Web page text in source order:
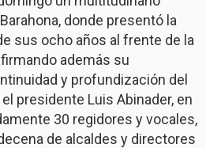
donde presentó la
sus ocho años al frente de la
además su
y profundización del
presidente Luis Abinader, en
30 regidores y vocales,
de alcaldes y directores